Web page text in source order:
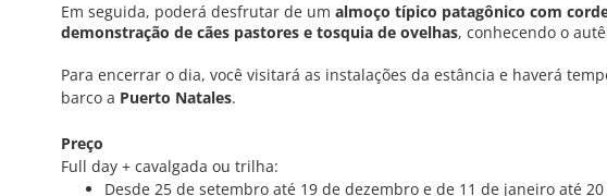
Em seguida, poderá desfrutar de um almoço típico patagônico com
demonstração de cães pastores e tosquia de ovelhas, conhecendo o
Para encerrar o dia, você visitará as instalações da estância e haverá
barco a Puerto Natales.
Preço
Full day + cavalgada ou trilha:
Desde 25 de setembro até 19 de dezembro e de 11 de janeiro até